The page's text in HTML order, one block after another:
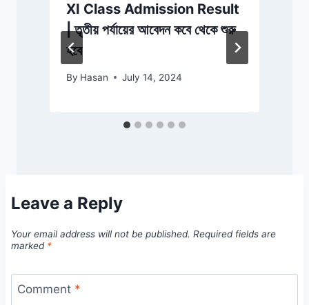
XI Class Admission Result
| তৃতীয় পর্যায়ের আবেদন কবে থেকে শুরু
হবে
By Hasan July 14, 2024
Leave a Reply
Your email address will not be published. Required fields are
marked *
Comment *